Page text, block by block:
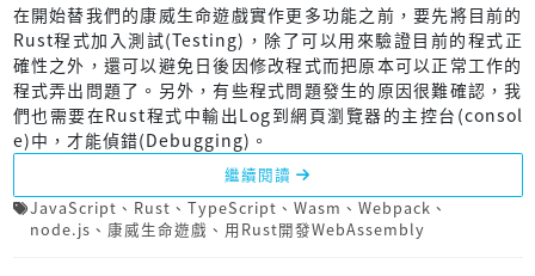
在開始替我們的康威生命遊戲實作更多功能之前，要先將目前的
Rust程式加入測試(Testing)，除了可以用來驗證目前的程式正
確性之外，還可以避免日後因修改程式而把原本可以正常工作的
程式弄出問題了。另外，有些程式問題發生的原因很難確認，我
們也需要在Rust程式中輸出Log到網頁瀏覽器的主控台(consol
e)中，才能偵錯(Debugging)。
繼續閱讀
JavaScript 、 Rust 、 TypeScript 、 Wasm 、 Webpack 、
node.js 、 康威生命遊戲 、 用Rust開發Web­Assembly